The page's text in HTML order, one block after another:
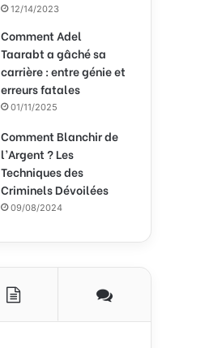
12/14/2023
Comment Adel
Taarabt a gâché sa
carrière : entre génie et
erreurs fatales
01/11/2025
Comment Blanchir de
l’Argent ? Les
Techniques des
Criminels Dévoilées
09/08/2024